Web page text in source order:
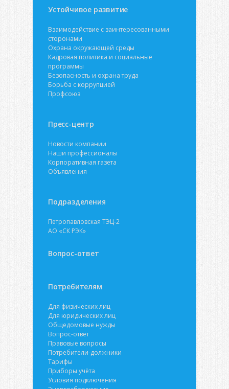
Устойчивое развитие
Взаимодействие с заинтересованными
сторонами
Охрана окружающей среды
Кадровая политика и социальные
программы
Безопасность и охрана труда
Борьба с коррупцией
Профсоюз
Пресс-центр
Новости компании
Наши профессионалы
Корпоративная газета
Объявления
Подразделения
Петропавловская ТЭЦ-2
АО «СК РЭК»
Вопрос-ответ
Потребителям
Для физических лиц
Для юридических лиц
Общедомовые нужды
Вопрос-ответ
Правовые вопросы
Потребители-должники
Тарифы
Приборы учёта
Условия подключения